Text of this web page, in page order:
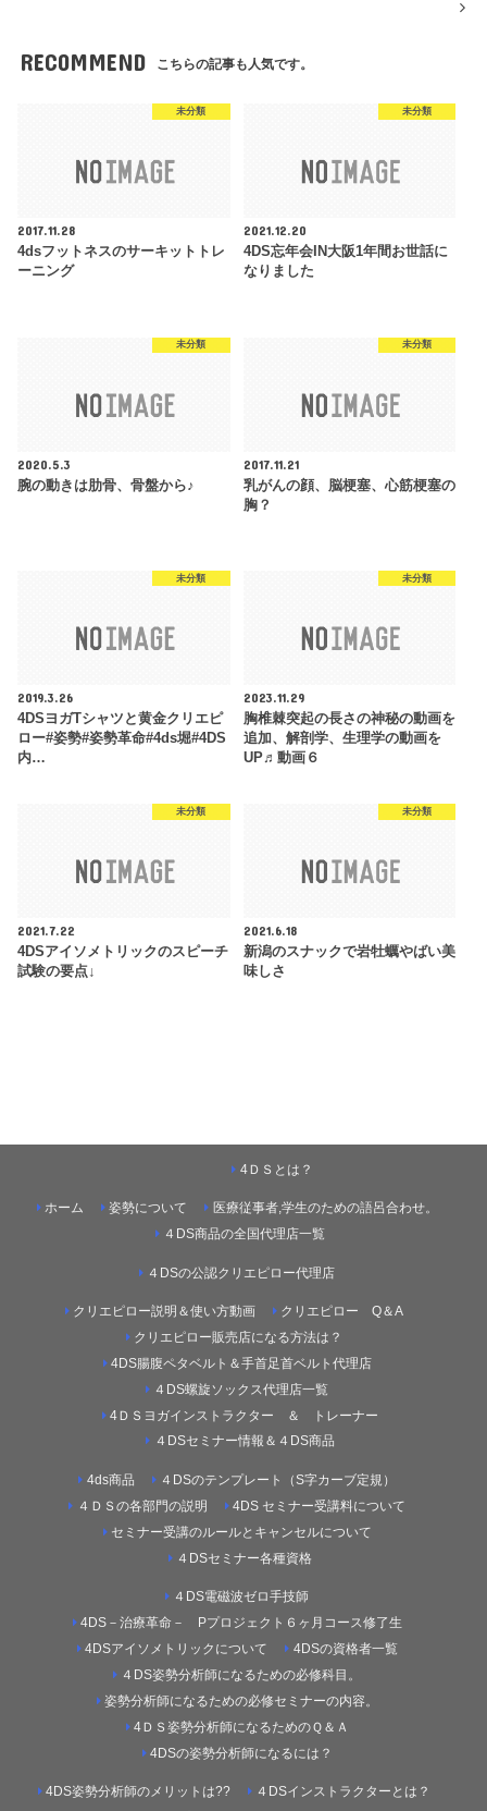
RECOMMEND こちらの記事も人気です。
未分類
2017.11.28
4dsフットネスのサーキットトレ
ーニング
未分類
2021.12.20
4DS忘年会IN大阪1年間お世話に
なりました
未分類
2020.5.3
腕の動きは肋骨、骨盤から♪
未分類
2017.11.21
乳がんの顔、脳梗塞、心筋梗塞の
胸？
未分類
2019.3.26
4DSヨガTシャツと黄金クリエピ
ロー#姿勢#姿勢革命#4ds堀#4DS
内…
未分類
2023.11.29
胸椎棘突起の長さの神秘の動画を
追加、解剖学、生理学の動画を
UP♬動画６
未分類
2021.7.22
4DSアイソメトリックのスピーチ
試験の要点↓
未分類
2021.6.18
新潟のスナックで岩牡蠣やばい美
味しさ
ホーム
4ＤＳとは？
姿勢について
医療従事者,学生のための語呂合わせ。
４DS商品の全国代理店一覧
４DSの公認クリエピロー代理店
クリエピロー説明＆使い方動画
クリエピロー Q＆A
クリエピロー販売店になる方法は？
4DS腸腹ペタベルト＆手首足首ベルト代理店
４DS螺旋ソックス代理店一覧
4ＤＳヨガインストラクター ＆ トレーナー
４DSセミナー情報＆４DS商品
4ds商品
４DSのテンプレート（S字カーブ定規）
４ＤＳの各部門の説明
4DS セミナー受講料について
セミナー受講のルールとキャンセルについて
４DSセミナー各種資格
４DS電磁波ゼロ手技師
4DS－治療革命－ Pプロジェクト６ヶ月コース修了生
4DSアイソメトリックについて
4DSの資格者一覧
４DS姿勢分析師になるための必修科目。
姿勢分析師になるための必修セミナーの内容。
4ＤＳ姿勢分析師になるためのＱ＆Ａ
4DSの姿勢分析師になるには？
4DS姿勢分析師のメリットは??
４DSインストラクターとは？